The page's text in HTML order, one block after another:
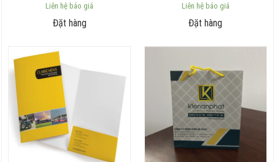
Liên hệ báo giá
Đặt hàng
Liên hệ báo giá
Đặt hàng